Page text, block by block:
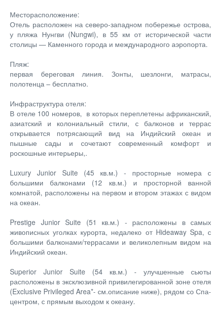
Месторасположение:
Отель расположен на северо-западном побережье острова,
у пляжа Нунгви (Nungwi), в 55 км от исторической части
столицы — Каменного города и международного аэропорта.
Пляж:
первая береговая линия. Зонты, шезлонги, матрасы,
полотенца – бесплатно.
Инфраструктура отеля:
В отеле 100 номеров, в которых переплетены африканский,
азиатский и колониальный стили, с балконов и террас
открывается потрясающий вид на Индийский океан и
пышные сады и сочетают современный комфорт и
роскошные интерьеры,.
Luxury Junior Suite (45 кв.м.) - просторные номера с
большими балконами (12 кв.м.) и просторной ванной
комнатой, расположены на первом и втором этажах с видом
на океан.
Prestige Junior Suite (51 кв.м.) - расположены в самых
живописных уголках курорта, недалеко от Hideaway Spa, с
большими балконами/террасами и великолепным видом на
Индийский океан.
Superior Junior Suite (54 кв.м.) - улучшенные сьюты
расположены в эксклюзивной привилегированной зоне отеля
(Exclusive Privileged Area*- см.описание ниже), рядом со Спа-
центром, с прямым выходом к океану.